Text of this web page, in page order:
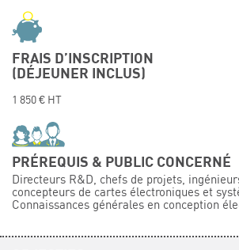
Contacts
FRAIS D’INSCRIPTION
(DÉJEUNER INCLUS)
1 850 € HT
PRÉREQUIS & PUBLIC CONCERNÉ
Directeurs R&D, chefs de projets,
concepteurs de cartes électroniques et
Connaissances générales en conception